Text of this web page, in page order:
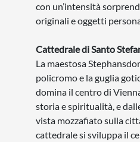
con un’intensità
originali e oggetti
Cattedrale di Santo
La maestosa
policromo e la guglia
domina il centro di
storia e spiritualità, e
vista mozzafiato sulla
cattedrale si sviluppa il